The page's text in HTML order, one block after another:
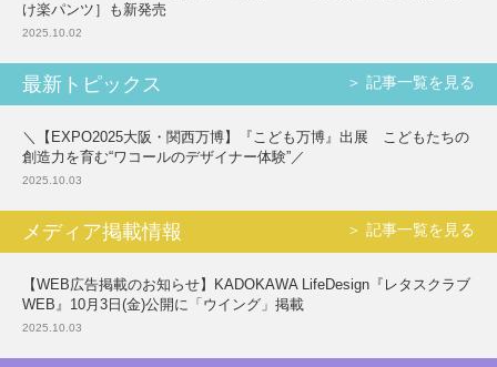
け楽パンツ］も新発売
2025.10.02
最新トピックス ＞ 記事一覧を見る
＼【EXPO2025大阪・関西万博】『こども万博』出展 こどもたちの
創造力を育む“ワコールのデザイナー体験”／
2025.10.03
メディア掲載情報 ＞ 記事一覧を見る
【WEB広告掲載のお知らせ】KADOKAWA LifeDesign『レタスクラブ
WEB』10月3日(金)公開に「ウイング」掲載
2025.10.03